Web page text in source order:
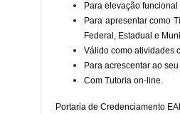
Para elevação
Para apresentar como
Federal, Estadual e
Válido como atividades
Para acrescentar ao
Com Tutoria on-line.
Portaria de Credenciamento